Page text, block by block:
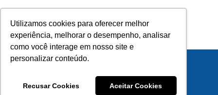
Utilizamos cookies para oferecer melhor
experiência, melhorar o desempenho, analisar
como você interage em nosso site e
personalizar conteúdo.
Recusar Cookies Aceitar Cookies
conteúdo